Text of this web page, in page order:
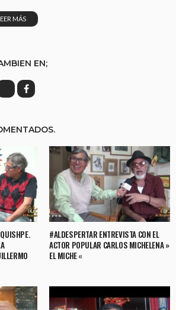
MÁS
EN;
#ALDESPERTAR ENTREVISTA CON EL
ACTOR POPULAR CARLOS MICHELENA »
EL MICHE «